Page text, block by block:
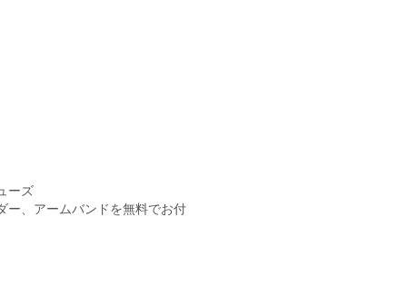
ーズ
ー、アームバンドを無料でお付